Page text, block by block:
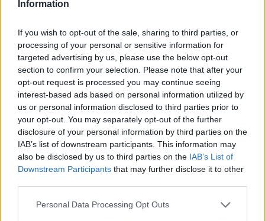
Information
If you wish to opt-out of the sale, sharing to third parties, or
processing of your personal or sensitive information for
targeted advertising by us, please use the below opt-out
section to confirm your selection. Please note that after your
opt-out request is processed you may continue seeing
interest-based ads based on personal information utilized by
us or personal information disclosed to third parties prior to
your opt-out. You may separately opt-out of the further
disclosure of your personal information by third parties on the
IAB’s list of downstream participants. This information may
also be disclosed by us to third parties on the IAB’s List of
Downstream Participants that may further disclose it to other
Personal Data Processing Opt Outs
Uzskatu, ka pirmsskolas izglītībā jāmeklē balanss –
bērnudārzam nav jākļūst par skolu, bet jāapzinās, ka
bērni mācās visdažādākajos veidos, ne tikai sēžot
skolas solos.